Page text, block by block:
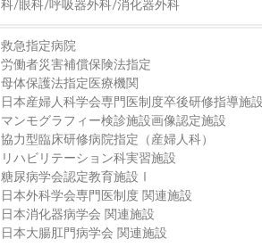
科/眼科/呼吸器外科/消化器外科
救急指定病院
労働者災害補償保険法指定
母体保護法指定医療機関
日本産婦人科学会専門医制度卒後研修指導施設
マンモグラフィー検診施設画像認定施設
協力型臨床研修病院指定（産婦人科）
リハビリテーション科実習施設
糖尿病学会認定教育施設Ⅰ
日本外科学会専門医制度 関連施設
日本消化器病学会 関連施設
日本大腸肛門病学会 関連施設